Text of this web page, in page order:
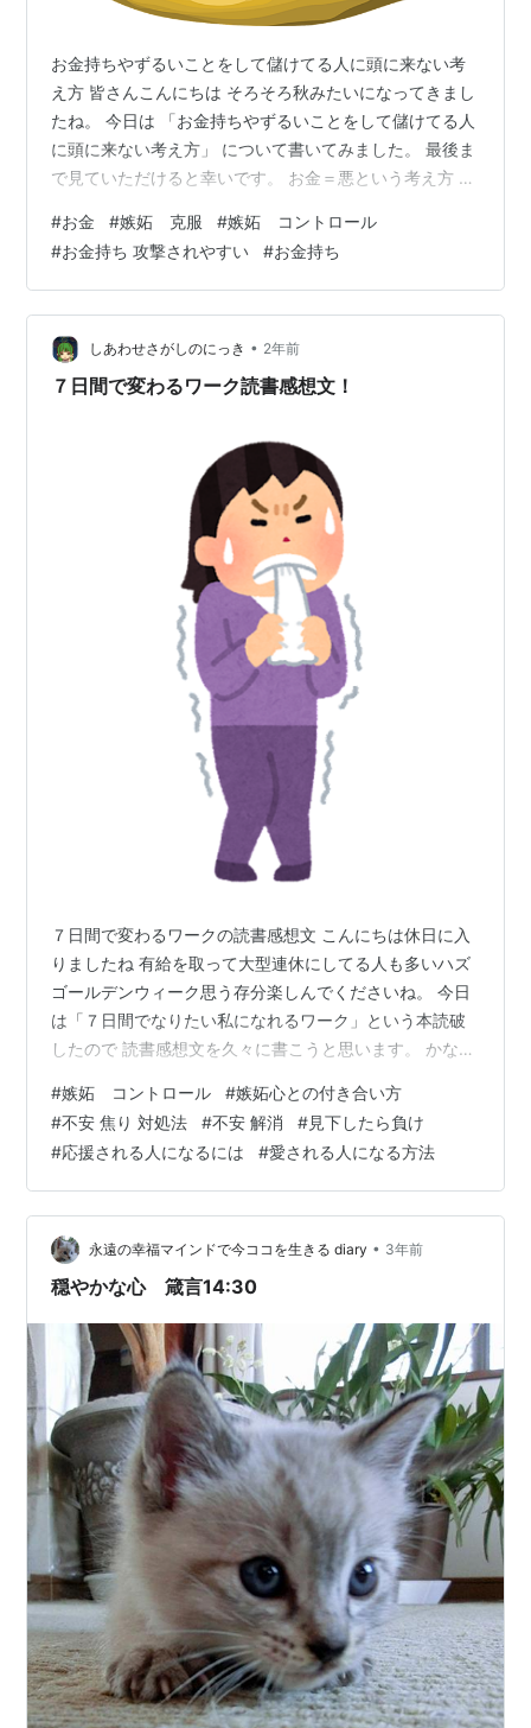
お金持ちやずるいことをして儲けてる人に頭に来ない考
え方 皆さんこんにちは そろそろ秋みたいになってきまし
たね。 今日は 「お金持ちやずるいことをして儲けてる人
に頭に来ない考え方」 について書いてみました。 最後ま
で見ていただけると幸いです。 お金＝悪という考え方 お
潮がありますよね。 確かに無償で人のためにやる行為は
美しいです。 これを自分だけで貫いて やっているのには
問題ないのですが この無償で人のためにやる人は、たい
てい このお金に関してどん欲に稼ぐ人 悪く言うと、意地
汚い人を叩きます。 これに頭に来ない考え方が 何個か考
えたので、 参考…
#お金 #嫉妬 克服 #嫉妬 コントロール
#お金持ち 攻撃されやすい #お金持ち
しあわせさがしのにっき • 2年前
７日間で変わるワーク読書感想文！
７日間で変わるワークの読書感想文 こんにちは休日に入
りましたね 有給を取って大型連休にしてる人も多いハズ
ゴールデンウィーク思う存分楽しんでくださいね。 今日
は「７日間でなりたい私になれるワーク」という本読破
したので 読書感想文を久々に書こうと思います。 かなり
いただけると幸いです！ 嫉妬するのは損 まず近くの人が
成功して嫉妬するのは損だという内容 なんとなんと 近く
の人が成功したら、次は自分の番らしいです。 他の人が
楽しい時間を過ごしているのに ネガティブな気持ちで過
ごすのは 損というのが今までの本の常識でした。 でもむ
しろ応援しろとのこ…
#嫉妬 コントロール #嫉妬心との付き合い方
#不安 焦り 対処法 #不安 解消 #見下したら負け
#応援される人になるには #愛される人になる方法
永遠の幸福マインドで今ココを生きる diary • 3年前
穏やかな心 箴言14:30